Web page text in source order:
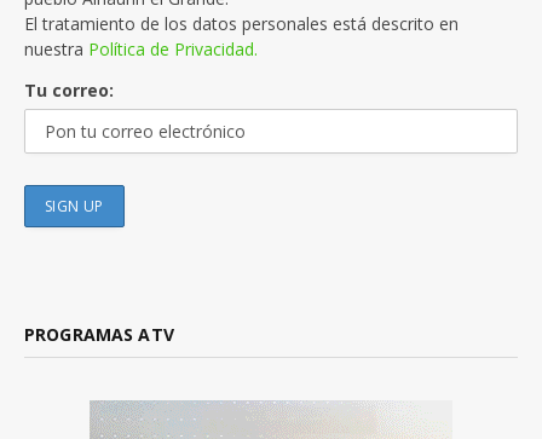
El tratamiento de los datos personales está descrito en
nuestra Política de Privacidad.
Tu correo:
PROGRAMAS ATV